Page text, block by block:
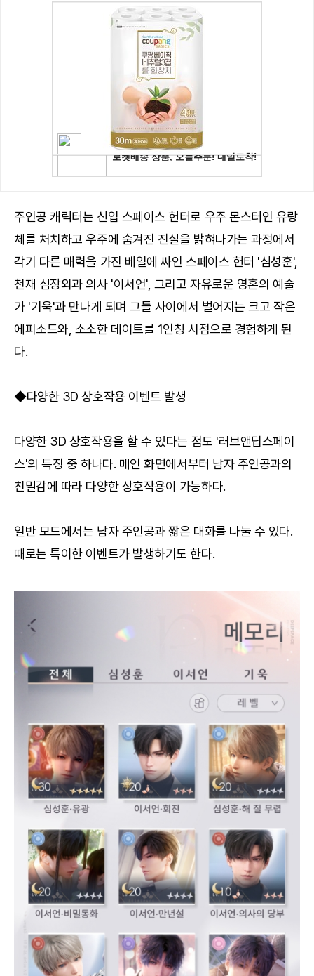
주인공 캐릭터는 신입 스페이스 헌터로 우주 몬스터인 유랑
체를 처치하고 우주에 숨겨진 진실을 밝혀나가는 과정에서
각기 다른 매력을 가진 베일에 싸인 스페이스 헌터 '심성훈',
천재 심장외과 의사 '이서언', 그리고 자유로운 영혼의 예술
가 '기욱'과 만나게 되며 그들 사이에서 벌어지는 크고 작은
에피소드와, 소소한 데이트를 1인칭 시점으로 경험하게 된
다.
◆다양한 3D 상호작용 이벤트 발생
다양한 3D 상호작용을 할 수 있다는 점도 '러브앤딥스페이
스'의 특징 중 하나다. 메인 화면에서부터 남자 주인공과의
친밀감에 따라 다양한 상호작용이 가능하다.
일반 모드에서는 남자 주인공과 짧은 대화를 나눌 수 있다.
때로는 특이한 이벤트가 발생하기도 한다.